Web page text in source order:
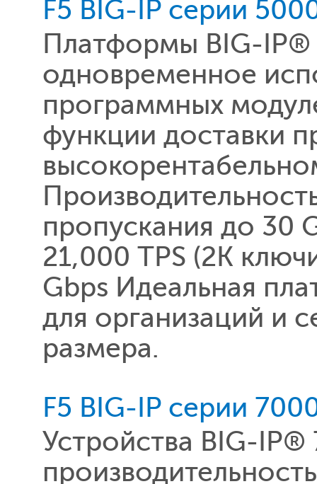
F5 BIG-IP серии
Платформы BIG-
одновременное
программных
функции доставки
пропускания до 30
21,000 TPS (2K
Gbps Идеальная
для организаций и
размера.
F5 BIG-IP серии
Устройства BIG-